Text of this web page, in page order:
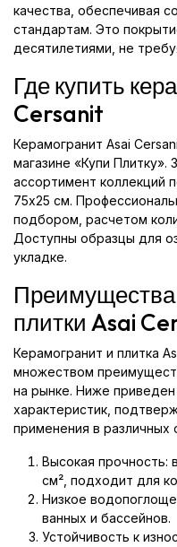
качества, обеспечивая
стандартам. Это
десятилетиями, не
Где купить
Cersanit
Керамогранит Asai
магазине «Купи
ассортимент коллекций
75x25 см.
подбором, расчетом
Доступны образцы для
укладке.
Преимущества
плитки Asai
Керамогранит и плитка
множеством
на рынке. Ниже
характеристик,
применения в различных
Высокая прочность:
см², подходит для
Низкое
ванных и бассейнов.
Устойчивость к